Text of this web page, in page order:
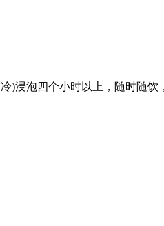
浸泡四个小时以上，随时随